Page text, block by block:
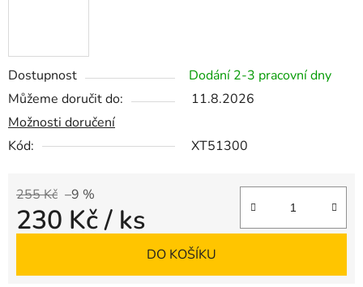
Dostupnost
Dodání 2-3 pracovní dny
Můžeme doručit do:
11.8.2026
Možnosti doručení
Kód:
XT51300
255 Kč –9 %
230 Kč/ ks
DO KOŠÍKU